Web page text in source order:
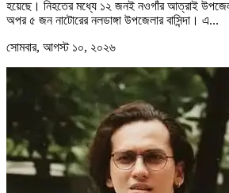
হয়েছে। নিহতের মধ্যে ১২ জনই নওগাঁর আত্রাই উপজেলার
অপর ৫ জন নাটোরের নলডাঙ্গা উপজেলার বাসিন্দা। এ...
সোমবার, আগস্ট ১০, ২০২৬